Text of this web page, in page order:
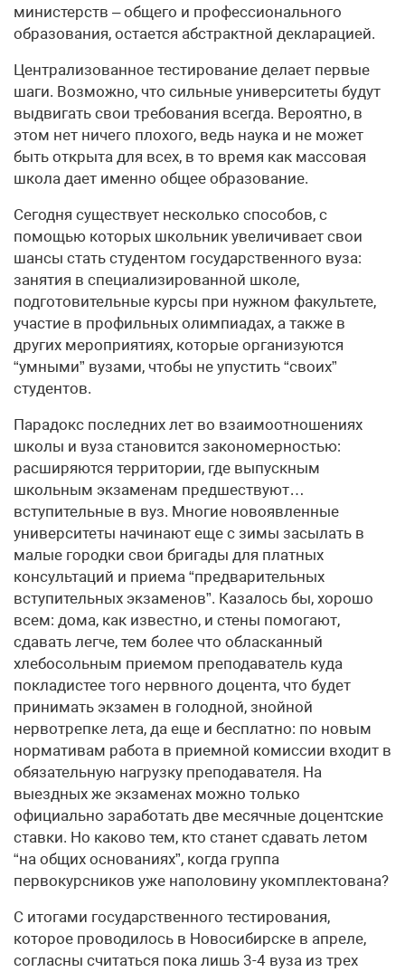
министерств – общего и профессионального
образования, остается абстрактной декларацией.
Централизованное тестирование делает первые
шаги. Возможно, что сильные университеты будут
выдвигать свои требования всегда. Вероятно, в
этом нет ничего плохого, ведь наука и не может
быть открыта для всех, в то время как массовая
школа дает именно общее образование.
Сегодня существует несколько способов, с
помощью которых школьник увеличивает свои
шансы стать студентом государственного вуза:
занятия в специализированной школе,
подготовительные курсы при нужном факультете,
участие в профильных олимпиадах, а также в
других мероприятиях, которые организуются
“умными” вузами, чтобы не упустить “своих”
студентов.
Парадокс последних лет во взаимоотношениях
школы и вуза становится закономерностью:
расширяются территории, где выпускным
школьным экзаменам предшествуют…
вступительные в вуз. Многие новоявленные
университеты начинают еще с зимы засылать в
малые городки свои бригады для платных
консультаций и приема “предварительных
вступительных экзаменов”. Казалось бы, хорошо
всем: дома, как известно, и стены помогают,
сдавать легче, тем более что обласканный
хлебосольным приемом преподаватель куда
покладистее того нервного доцента, что будет
принимать экзамен в голодной, знойной
нервотрепке лета, да еще и бесплатно: по новым
нормативам работа в приемной комиссии входит в
обязательную нагрузку преподавателя. На
выездных же экзаменах можно только
официально заработать две месячные доцентские
ставки. Но каково тем, кто станет сдавать летом
“на общих основаниях”, когда группа
первокурсников уже наполовину укомплектована?
С итогами государственного тестирования,
которое проводилось в Новосибирске в апреле,
согласны считаться пока лишь 3-4 вуза из трех